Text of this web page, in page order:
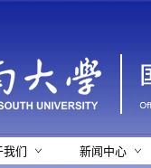
我们
新闻中心